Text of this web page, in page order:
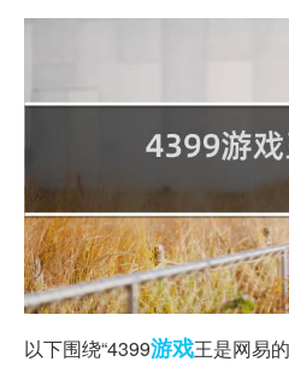
以下围绕“4399游戏王是网易